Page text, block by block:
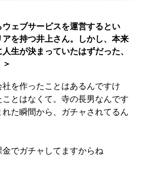
ウェブサービスを運営するとい
アを持つ井上さん。しかし、本来
生が決まっていたはずだった、
を作ったことはあるんですけ
とはなくて。寺の長男なんです
た瞬間から、ガチャされてるん
でガチャしてますからね